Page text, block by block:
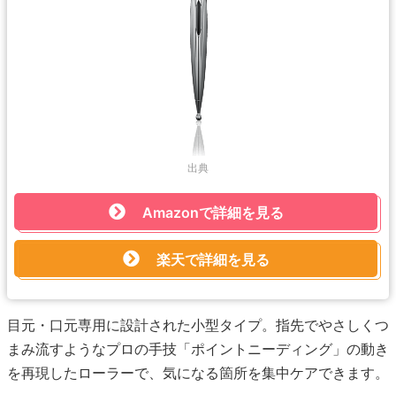
出典
Amazonで詳細を見る
楽天で詳細を見る
目元・口元専用に設計された小型タイプ。指先でやさしくつ
まみ流すようなプロの手技「ポイントニーディング」の動き
を再現したローラーで、気になる箇所を集中ケアできます。